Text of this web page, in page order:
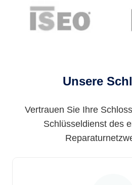
Unsere
Vertrauen Sie Ihre
Schlüsseldienst des